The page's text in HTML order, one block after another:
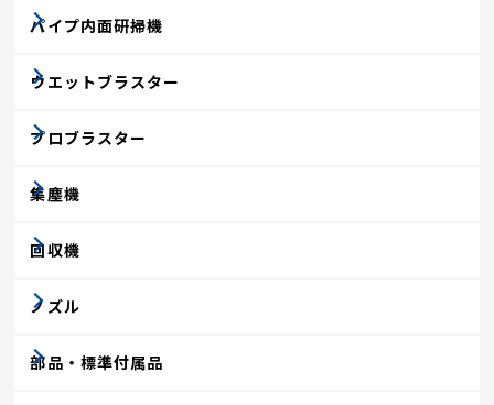
パイプ内面研掃機
ウエットブラスター
プロブラスター
集塵機
回収機
ノズル
部品・標準付属品